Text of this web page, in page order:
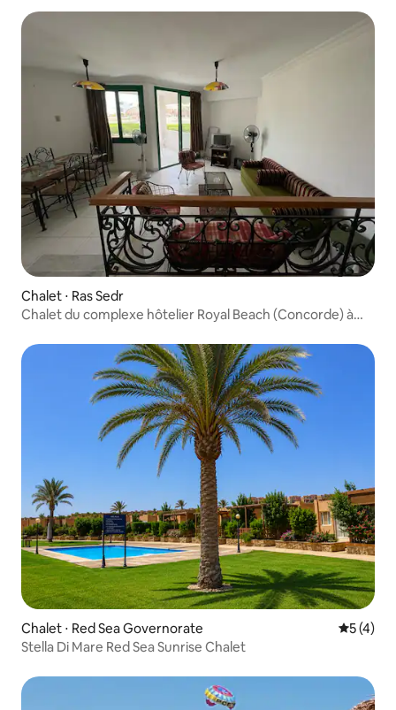
Chalet ⋅ Ras Sedr
Chalet du complexe hôtelier Royal Beach (Concorde) à
Chalet ⋅ Red Sea Governorate
5 (4)
Stella Di Mare Red Sea Sunrise Chalet